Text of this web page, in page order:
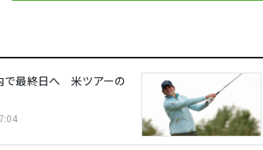
で最終日へ 米ツアーの